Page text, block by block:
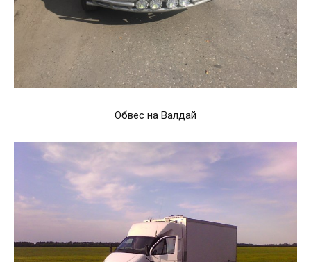
Обвес на Валдай